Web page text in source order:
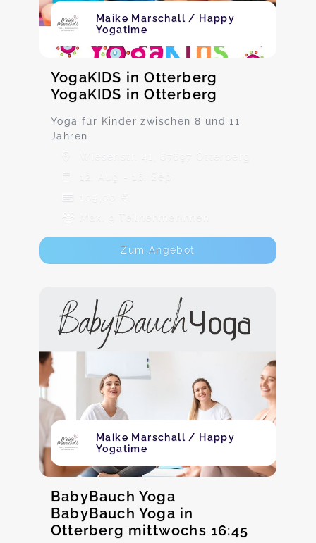
Maike Marschall / Happy
Yogatime
YogaKIDS in Otterberg
YogaKIDS in Otterberg
Yoga für Kinder zwischen 8 und 11
Jahren
Wiesenstr. 41, 67697 Otterberg
12. Aug - 16. Sep
105,00 €
Max. 9 TeilnehmerInnen
Zum Angebot
Maike Marschall / Happy
Yogatime
BabyBauch Yoga
BabyBauch Yoga in
Otterberg mittwochs 16:45